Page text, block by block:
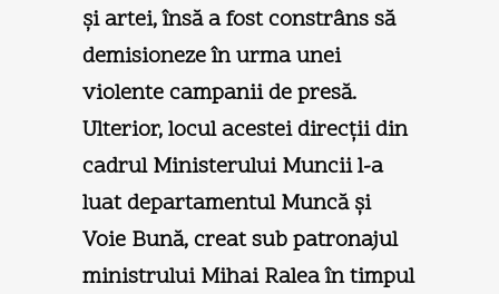
şi artei, însă a fost constrâns să
demisioneze în urma unei
violente campanii de presă.
Ulterior, locul acestei direcţii din
cadrul Ministerului Muncii l-a
luat departamentul Muncă şi
Voie Bună, creat sub patronajul
ministrului Mihai Ralea în timpul